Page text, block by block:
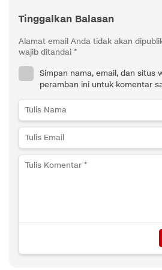
Tinggalkan Balasan
Alamat email Anda tidak akan
wajib ditandai *
Simpan nama, email, dan situs
peramban ini untuk komentar